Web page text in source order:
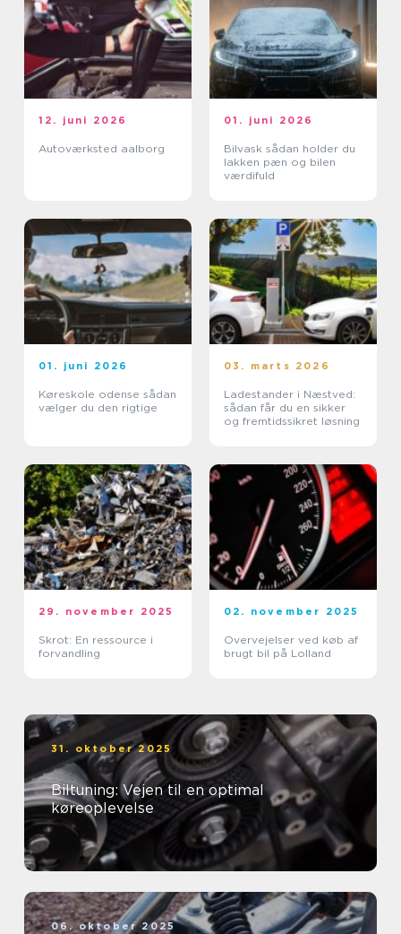
12. juni 2026
Autoværksted aalborg
01. juni 2026
Bilvask sådan holder du
lakken pæn og bilen
værdifuld
01. juni 2026
Køreskole odense sådan
vælger du den rigtige
03. marts 2026
Ladestander i Næstved:
sådan får du en sikker
og fremtidssikret løsning
29. november 2025
Skrot: En ressource i
forvandling
02. november 2025
Overvejelser ved køb af
brugt bil på Lolland
31. oktober 2025
Biltuning: Vejen til en optimal
køreoplevelse
06. oktober 2025